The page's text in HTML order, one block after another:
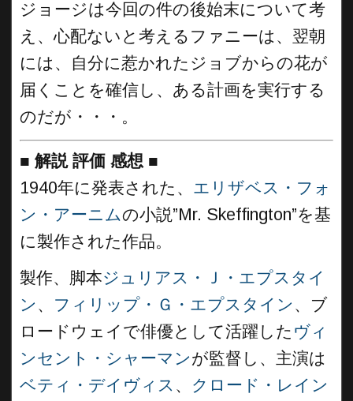
ジョージは今回の件の後始末について考
え、心配ないと考えるファニーは、翌朝
には、自分に惹かれたジョブからの花が
届くことを確信し、ある計画を実行する
のだが・・・。
■ 解説 評価 感想 ■
1940年に発表された、 エリザベス・フォ
ン・アーニムの小説”Mr. Skeffington”を基
に製作された作品。
製作、脚本ジュリアス・Ｊ・エプスタイ
ン 、 フィリップ・Ｇ・エプスタイン 、ブ
ロードウェイで俳優として活躍した ヴィ
ンセント・シャーマンが監督し、主演は
ベティ・デイヴィス 、 クロード・レイン